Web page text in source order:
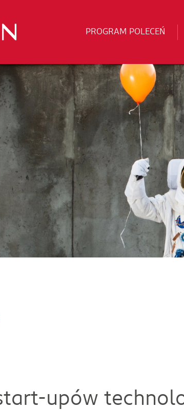
PROGRAM POLECEŃ
upów